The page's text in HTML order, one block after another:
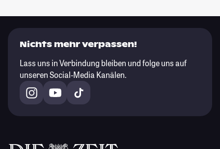
Nichts mehr verpassen!
Lass uns in Verbindung bleiben und folge uns auf
unseren Social-Media Kanälen.